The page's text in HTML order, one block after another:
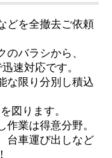
どを全撤去ご依頼
バラシから、
速対応です。
な限り分別し積込
図ります。
作業は得意分野。
台車運び出しなど